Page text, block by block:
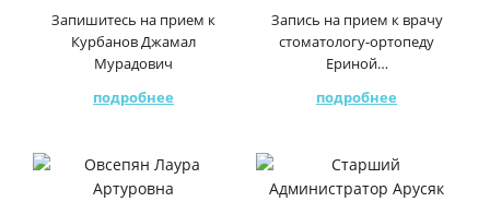
Запишитесь на прием к
Курбанов Джамал
Мурадович
подробнее
Запись на прием к врачу
стоматологу-ортопеду
Ериной…
подробнее